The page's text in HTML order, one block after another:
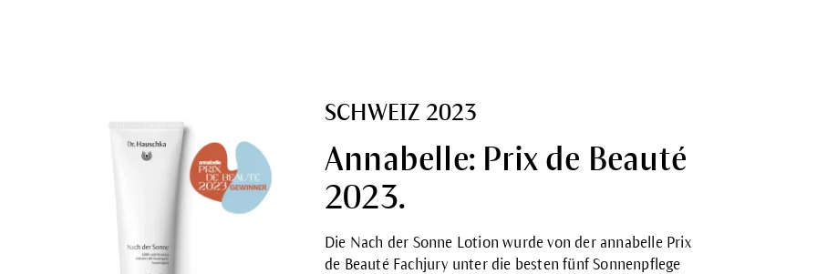
SCHWEIZ 2023
Annabelle: Prix de Beauté
2023.
Die Nach der Sonne Lotion wurde von der annabelle Prix
de Beauté Fachjury unter die besten fünf Sonnenpflege